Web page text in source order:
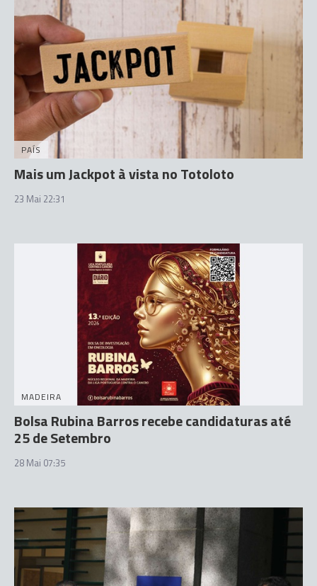
PAÍS
Mais um Jackpot à vista no Totoloto
23 Mai 22:31
MADEIRA
Bolsa Rubina Barros recebe candidaturas até
25 de Setembro
28 Mai 07:35